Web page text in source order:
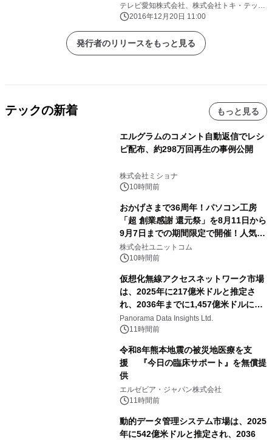
テレビ愛知株式会社、株式会社トキ・テッ
ク、株式会社アミューズワークス
2016年12月20日 11:00
発行者のリリースをもっと見る
テックの新着 もっと見る
エルグラムのコメント自動返信でレシ
ピ配布、約298万回再生の事例公開
株式会社ミショナ
10時間前
おかげさまで36周年！パソコン工房
「超 創業感謝 還元祭」を8月11日から
9月7日までの期間限定で開催！人気の
ゲーミングPCや高性能ノートPCなど
対象iiyama PCのご購入で最大3万円分
株式会社ユニットコム
10時間前
仮想化無線アクセスネットワーク市場
は、2025年に217億米ドルと推定さ
れ、2036年までに1,457億米ドルに達
すると予測されており、予測期間
（2026年～2036年）
Panorama Data Insights Ltd.
11時間前
令和8年熊本地震の被災地医療を支
援 『今日の臨床サポート』を無償提
供
エルゼビア・ジャパン株式会社
11時間前
動的データ管理システム市場は、2025
年に542億米ドルと推定され、2036